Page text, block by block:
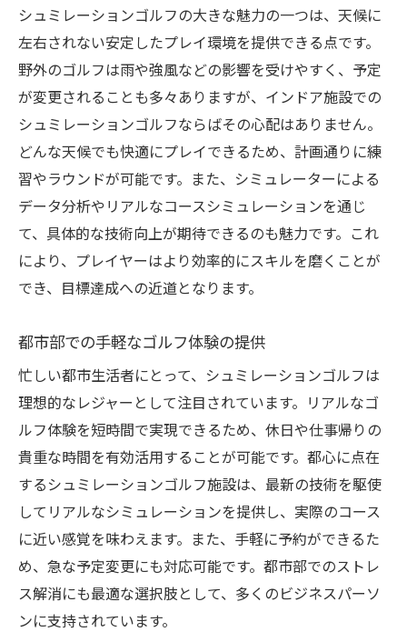
シュミレーションゴルフの大きな魅力の一つは、天候に
左右されない安定したプレイ環境を提供できる点です。
野外のゴルフは雨や強風などの影響を受けやすく、予定
が変更されることも多々ありますが、インドア施設での
シュミレーションゴルフならばその心配はありません。
どんな天候でも快適にプレイできるため、計画通りに練
習やラウンドが可能です。また、シミュレーターによる
データ分析やリアルなコースシミュレーションを通じ
て、具体的な技術向上が期待できるのも魅力です。これ
により、プレイヤーはより効率的にスキルを磨くことが
でき、目標達成への近道となります。
都市部での手軽なゴルフ体験の提供
忙しい都市生活者にとって、シュミレーションゴルフは
理想的なレジャーとして注目されています。リアルなゴ
ルフ体験を短時間で実現できるため、休日や仕事帰りの
貴重な時間を有効活用することが可能です。都心に点在
するシュミレーションゴルフ施設は、最新の技術を駆使
してリアルなシミュレーションを提供し、実際のコース
に近い感覚を味わえます。また、手軽に予約ができるた
め、急な予定変更にも対応可能です。都市部でのストレ
ス解消にも最適な選択肢として、多くのビジネスパーソ
ンに支持されています。